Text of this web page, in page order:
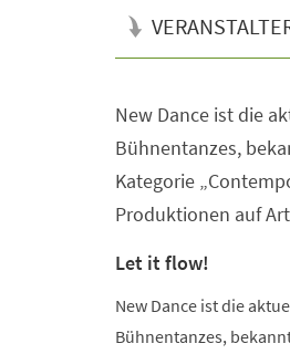
New Dance ist die
Bühnentanzes,
Kategorie
Produktionen auf
Let it flow!
New Dance ist die
Bühnentanzes,